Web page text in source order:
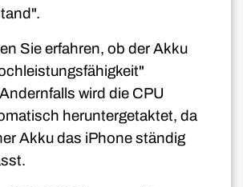
Sie erfahren, ob der Akku
wird die CPU
heruntergetaktet, da
Akku das iPhone ständig